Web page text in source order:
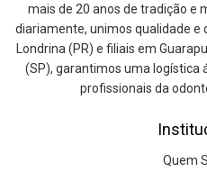
mais de 20 anos de tradição e
diariamente, unimos qualidade e
Londrina (PR) e filiais em
(SP), garantimos uma logística
profissionais da
Quem